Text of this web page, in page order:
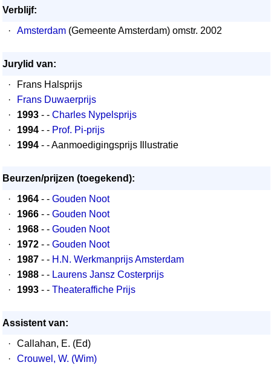
Verblijf:
·
Amsterdam (Gemeente Amsterdam) omstr. 2002
Jurylid van:
·
Frans Halsprijs
·
Frans Duwaerprijs
·
1993 - - Charles Nypelsprijs
·
1994 - - Prof. Pi-prijs
·
1994 - - Aanmoedigingsprijs Illustratie
Beurzen/prijzen (toegekend):
·
1964 - - Gouden Noot
·
1966 - - Gouden Noot
·
1968 - - Gouden Noot
·
1972 - - Gouden Noot
·
1987 - - H.N. Werkmanprijs Amsterdam
·
1988 - - Laurens Jansz Costerprijs
·
1993 - - Theateraffiche Prijs
Assistent van:
·
Callahan, E. (Ed)
·
Crouwel, W. (Wim)